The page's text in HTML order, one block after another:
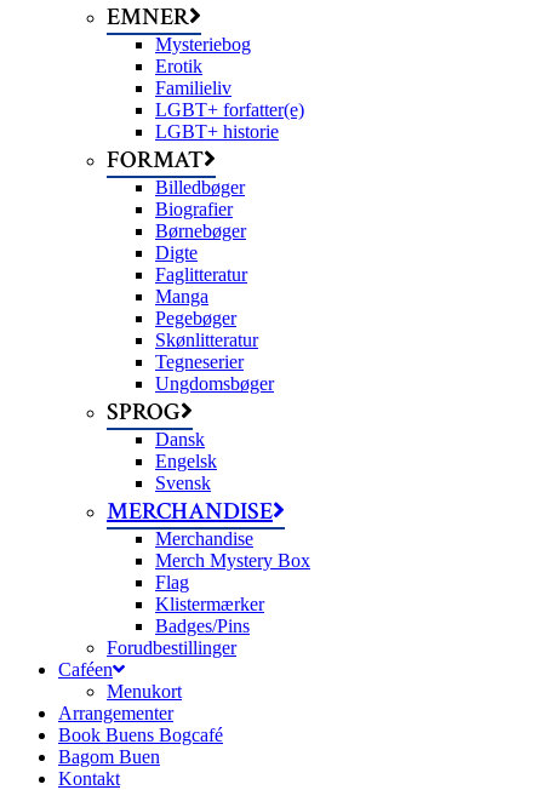
EMNER
Mysteriebog
Erotik
Familieliv
LGBT+ forfatter(e)
LGBT+ historie
FORMAT
Billedbøger
Biografier
Børnebøger
Digte
Faglitteratur
Manga
Pegebøger
Skønlitteratur
Tegneserier
Ungdomsbøger
SPROG
Dansk
Engelsk
Svensk
MERCHANDISE
Merchandise
Merch Mystery Box
Flag
Klistermærker
Badges/Pins
Forudbestillinger
Caféen
Menukort
Arrangementer
Book Buens Bogcafé
Bagom Buen
Kontakt